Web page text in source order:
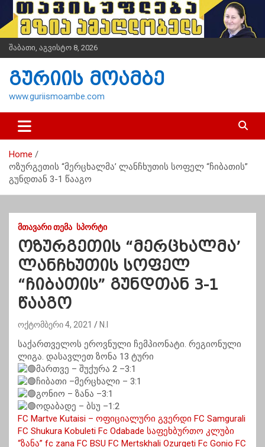
i
t
n
შაბათი, აგვისტო 8, 2026
გურიის მოამბე
www.guriismoambe.com
Home
ოზურგეთის “მერცხალმა’ ლანჩხუთის სოფელ “ჩიბათის”
გუნდთან 3-1 წააგო
ᲛᲗᲐᲕᲐᲠᲘ ᲗᲔᲛᲐ ᲡᲞᲝᲠᲢᲘ
ოზურგეთის “მერცხალმა’
ლანჩხუთის სოფელ
“ჩიბათის” გუნდთან 3-1
წააგო
ოქტომბერი 4, 2021 N.I
საქართველოს ეროვნული ჩემპიონატი. რეგიონული
ლიგა. დასავლეთ ზონა 13 ტური
მართვე – შუქურა 2 –3:1
ჩიბათი –მერცხალი – 3:1
გონიო – ზანა –3:1
ოდაბადე – ბსუ –1:2
FC Martve Kutaisi – ოფიციალური გვერდი FC Samgurali
FC Shukura Kobuleti Fc Odabade საფეხბურთო კლუბი
“ზანა” fc zana FC BSU FC Mertskhali Ozurgeti Fc Gonio FC